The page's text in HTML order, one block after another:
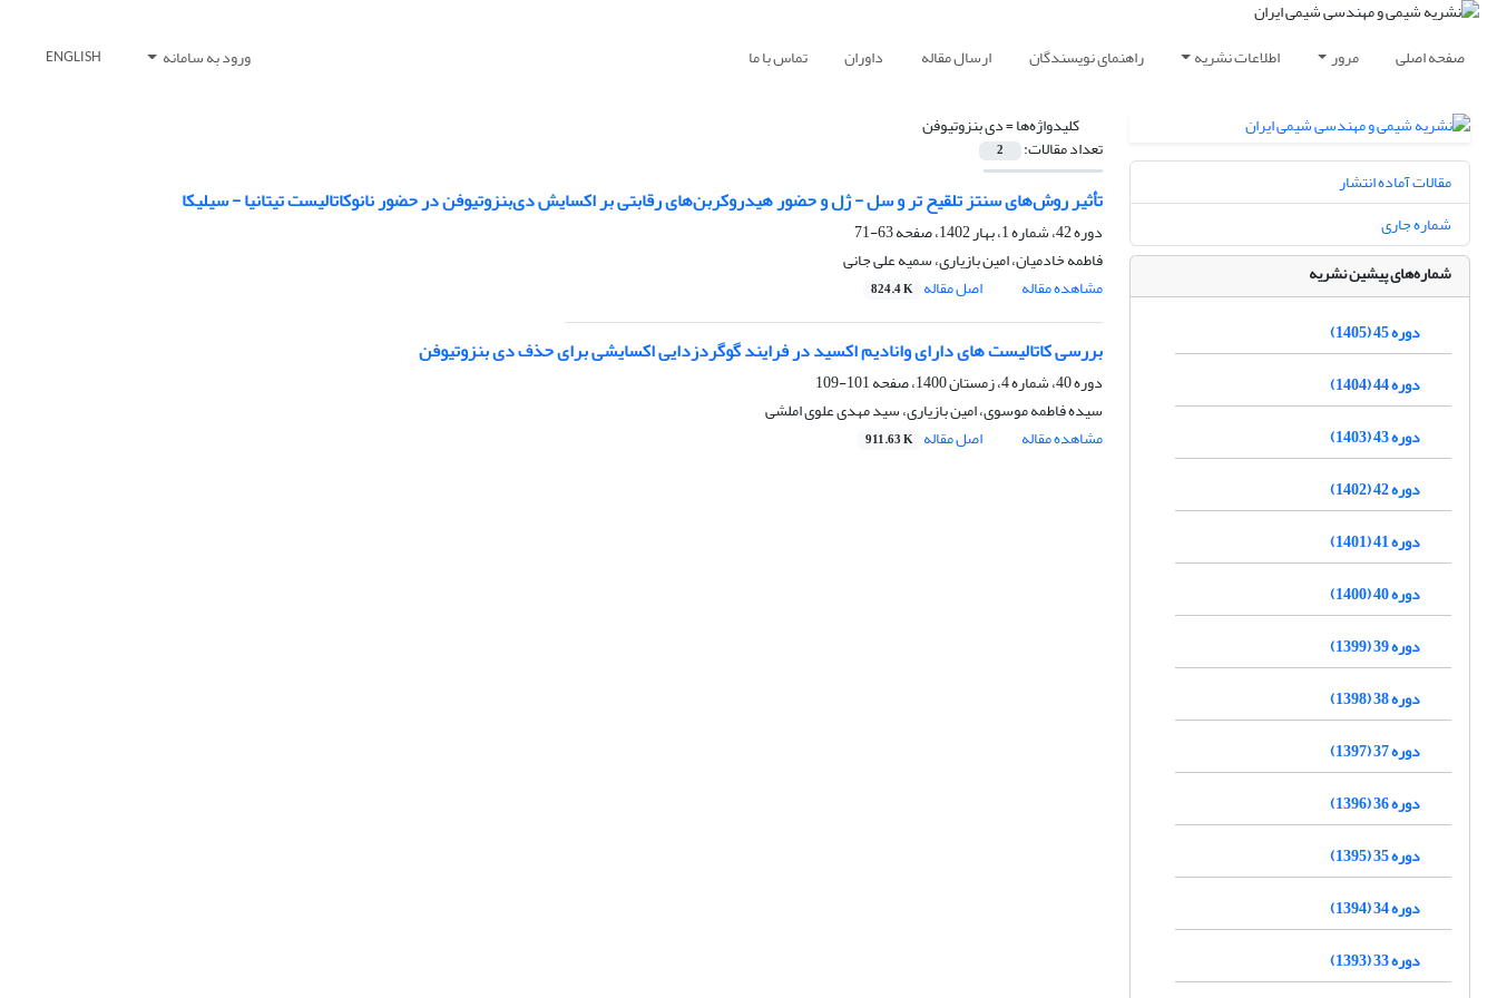
صفحه اصلی مرور اطلاعات نشریه راهنمای نویسندگان ارسال مقاله داوران تماس با ما ورود به سامانه ENGLISH
کلیدواژه‌ها =دی بنزوتیوفن
تعداد مقالات: 2
تأثیر روش‌های سنتز تلقیح تر و سل - ژل و حضور هیدروکربن‌های رقابتی بر اکسایش دی‌بنزوتیوفن در حضور نانوکاتالیست تیتانیا - سیلیکا
دوره 42، شماره 1، بهار 1402، صفحه
63-71
فاطمه خادمیان، امین بازیاری، سمیه علی جانی
مشاهده مقاله
اصل مقاله 824.4 K
بررسی کاتالیست های دارای وانادیم اکسید در فرایند گوگردزدایی اکسایشی برای حذف دی بنزوتیوفن
دوره 40، شماره 4، زمستان 1400، صفحه
101-109
سیده فاطمه موسوی، امین بازیاری، سید مهدی علوی املشی
مشاهده مقاله
اصل مقاله 911.63 K
مقالات آماده انتشار
شماره جاری
شماره‌های پیشین نشریه
دوره 45 (1405)
دوره 44 (1404)
دوره 43 (1403)
دوره 42 (1402)
دوره 41 (1401)
دوره 40 (1400)
دوره 39 (1399)
دوره 38 (1398)
دوره 37 (1397)
دوره 36 (1396)
دوره 35 (1395)
دوره 34 (1394)
دوره 33 (1393)